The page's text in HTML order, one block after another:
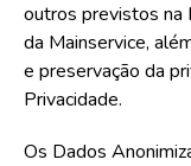
outros previstos na
da Mainservice,
e preservação da
Privacidade.
Os Dados